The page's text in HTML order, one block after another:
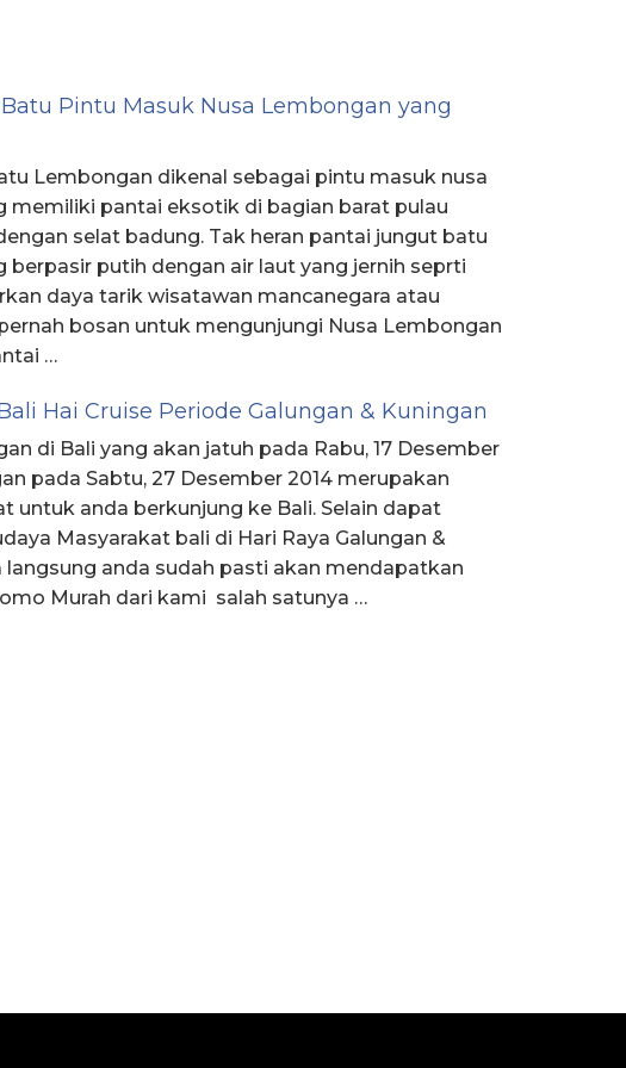
Pintu Masuk Nusa Lembongan yang
Lembongan dikenal sebagai pintu masuk nusa
memiliki pantai eksotik di bagian barat pulau
selat badung. Tak heran pantai jungut batu
berpasir putih dengan air laut yang jernih seprti
daya tarik wisatawan mancanegara atau
bosan untuk mengunjungi Nusa Lembongan
…
Hai Cruise Periode Galungan & Kuningan
di Bali yang akan jatuh pada Rabu, 17 Desember
pada Sabtu, 27 Desember 2014 merupakan
untuk anda berkunjung ke Bali. Selain dapat
Masyarakat bali di Hari Raya Galungan &
langsung anda sudah pasti akan mendapatkan
Murah dari kami salah satunya …